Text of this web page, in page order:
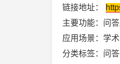
链接地址：
主要功能：问
应用场景：学
分类标签：问